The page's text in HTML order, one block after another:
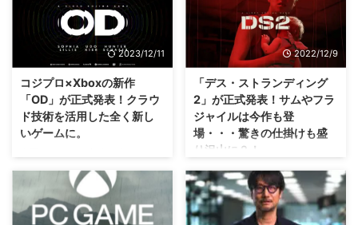
ーム」が誕生しそうですね😁
2026年に、ゲーム開発者として
40周年を迎える小島秀夫監
督・・・そんな小島秀夫監督の集
アクション・エスピオナージ・ゲ
ーム が、「デス・ストランディ
ング2」のあとに開発されること
が発表されました！ このアクシ
ム・・・簡単に言えば「スパイア
クション」なわけですが。 小島
秀夫監督のスパイアクションとい
うと思い浮かぶのは、やっぱりあ
指すみたいですね！ 2015年に設
立された新生コジマプロダクショ
ンさんの第1作目 「デス・ストラ
ンディング」 が、実写映画化さ
(・∀・) 映画制作製作・配給会社
のA24さんと国際共同製作契約を
締結し、 映画にしかできない 新
たな「デス・ストランディング」
か。 ゲーム版のキャラクターが
登場するかも謎とのことなので、
ゲームの再現というより、 新た
な映画 として楽しめる作品にな
2023/12/11
コジプロ×Xboxの新作
「OD」が正式発表！クラウ
ド技術を活用した全く新し
いゲームに。
う・・・とりあえずめちゃくちゃ
怖そう(；´∀｀) 小島秀夫監督率い
るコジマプロダクションさんが、
Xbox Game Studiosさんと提携し
2022/12/9
「デス・ストランディング
2」が正式発表！サムやフラ
ジャイルは今作も登
場・・・驚きの仕掛けも盛
り沢山に？！
コロナ禍になる前に、ストーリー
は一度完成していたみたいです
ね・・・すべて作り直したみたい
ですが（；^ω^） 小島秀夫監督率